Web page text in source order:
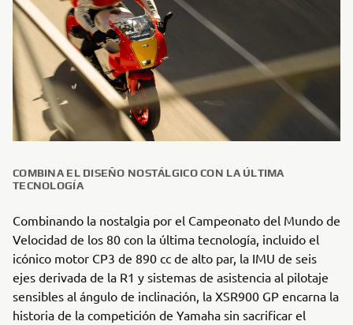
COMBINA EL DISEÑO NOSTÁLGICO CON LA ÚLTIMA
TECNOLOGÍA
Combinando la nostalgia por el Campeonato del Mundo de
Velocidad de los 80 con la última tecnología, incluido el
icónico motor CP3 de 890 cc de alto par, la IMU de seis
ejes derivada de la R1 y sistemas de asistencia al pilotaje
sensibles al ángulo de inclinación, la XSR900 GP encarna la
historia de la competición de Yamaha sin sacrificar el